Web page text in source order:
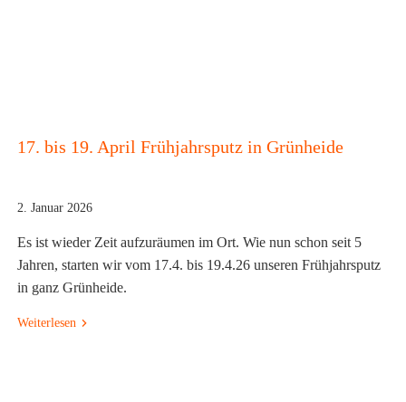
17. bis 19. April Frühjahrsputz in Grünheide
2. Januar 2026
Es ist wieder Zeit aufzuräumen im Ort. Wie nun schon seit 5
Jahren, starten wir vom 17.4. bis 19.4.26 unseren Frühjahrsputz
in ganz Grünheide.
Weiterlesen